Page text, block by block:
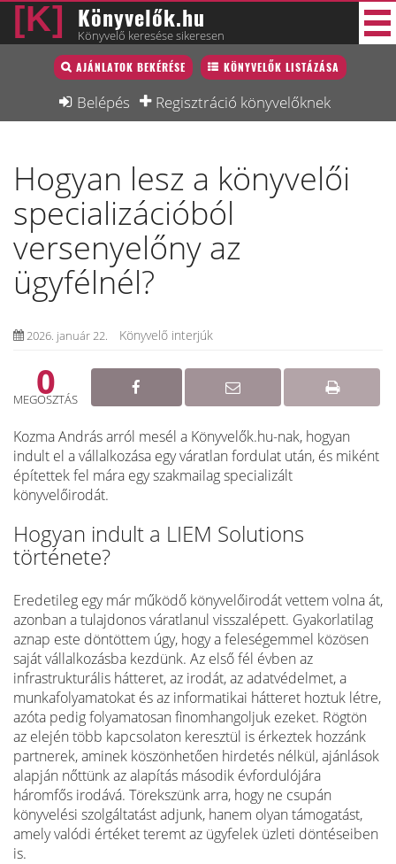
Könyvelők.hu
Könyvelő keresése sikeresen
AJÁNLATOK BEKÉRÉSE KÖNYVELŐK LISTÁZÁSA
Belépés Regisztráció könyvelőknek
Könyvelő lista
Könyvelési munkák
Interjú
Blog
Állás
Képzésnaptár
Hogyan lesz a könyvelői
specializációból
versenyelőny az
ügyfélnél?
2026. január 22. Könyvelő interjúk
0
MEGOSZTÁS
Kozma András arról mesél a Könyvelők.hu-nak, hogyan
indult el a vállalkozása egy váratlan fordulat után, és miként
építettek fel mára egy szakmailag specializált
könyvelőirodát.
Hogyan indult a LIEM Solutions
története?
Eredetileg egy már működő könyvelőirodát vettem volna át,
azonban a tulajdonos váratlanul visszalépett. Gyakorlatilag
aznap este döntöttem úgy, hogy a feleségemmel közösen
saját vállalkozásba kezdünk. Az első fél évben az
infrastrukturális hátteret, az irodát, az adatvédelmet, a
munkafolyamatokat és az informatikai hátteret hoztuk létre,
azóta pedig folyamatosan finomhangoljuk ezeket. Rögtön
az elején több kapcsolaton keresztül is érkeztek hozzánk
partnerek, aminek köszönhetően hirdetés nélkül, ajánlások
alapján nőttünk az alapítás második évfordulójára
háromfős irodává. Törekszünk arra, hogy ne csupán
könyvelési szolgáltatást adjunk, hanem olyan támogatást,
amely valódi értéket teremt az ügyfelek üzleti döntéseiben
is.